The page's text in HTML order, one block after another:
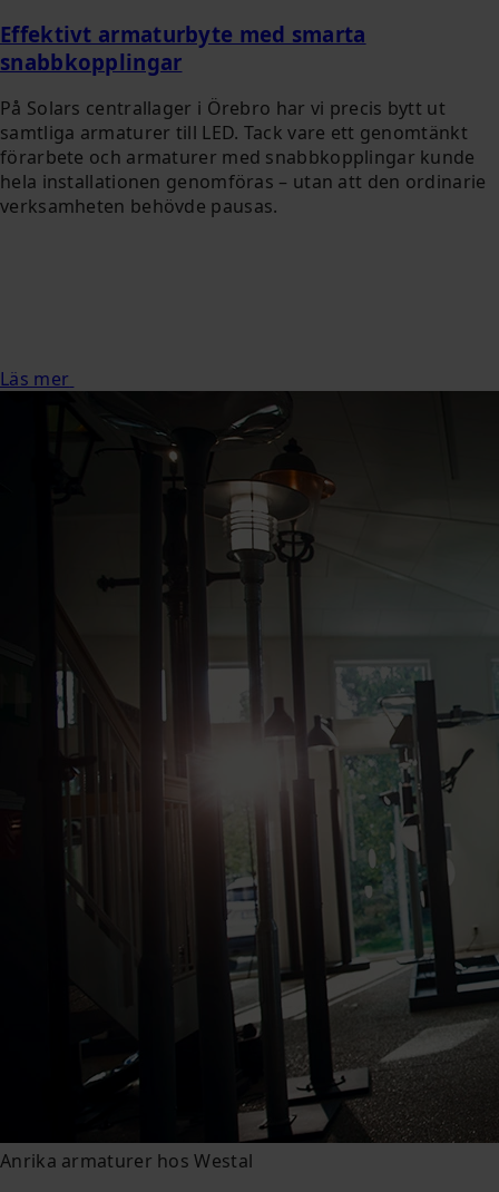
Effektivt armaturbyte med smarta
snabbkopplingar
På Solars centrallager i Örebro har vi precis bytt ut
samtliga armaturer till LED. Tack vare ett genomtänkt
förarbete och armaturer med snabbkopplingar kunde
hela installationen genomföras – utan att den ordinarie
verksamheten behövde pausas.
Läs mer
Anrika armaturer hos Westal